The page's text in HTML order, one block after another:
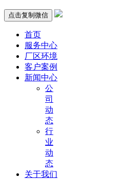
点击复制微信
首页
服务中心
厂区环境
客户案例
新闻中心
公
司
动
态
行
业
动
态
关于我们